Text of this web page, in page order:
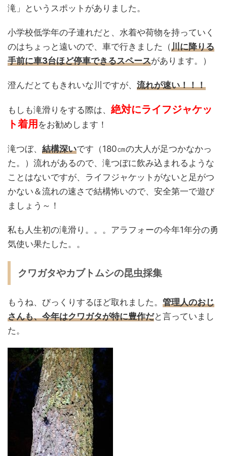
滝」というスポットがありました。
小学校低学年の子連れだと、水着や荷物を持っていく
のはちょっと遠いので、車で行きました（川に降りる
手前に車3台ほど停車できるスペースがあります。）
澄んだとてもきれいな川ですが、 流れが速い！！！
もしも滝滑りをする際は、 絶対にライフジャケッ
ト着用をお勧めします！
滝つぼ、 結構深いです（180㎝の大人が足つかなかっ
た。）流れがあるので、滝つぼに飲み込まれるような
ことはないですが、ライフジャケットがないと足がつ
かない＆流れの速さで結構怖いので、安全第一で遊び
ましょう～！
私も人生初の滝滑り。。。アラフォーの今年1年分の勇
気使い果たした。。
クワガタやカブトムシの昆虫採集
もうね、びっくりするほど取れました。 管理人のおじ
さんも、今年はクワガタが特に豊作だと言っていまし
た。